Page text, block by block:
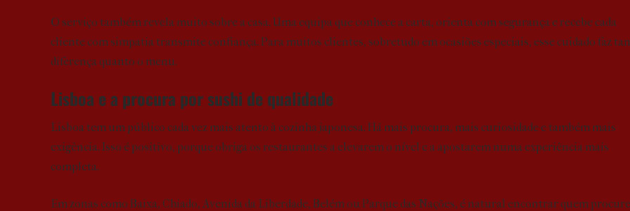
O serviço também revela muito sobre a casa. Uma equipa que conhece a carta, orienta com segurança e recebe cada
cliente com simpatia transmite confiança. Para muitos clientes, sobretudo em ocasiões especiais, esse cuidado faz
diferença quanto o menu.
Lisboa e a procura por sushi de qualidade
Lisboa tem um público cada vez mais atento à cozinha japonesa. Há mais procura, mais curiosidade e também mais
exigência. Isso é positivo, porque obriga os restaurantes a elevarem o nível e a apostarem numa experiência mais
completa.
Em zonas como Baixa, Chiado, Avenida da Liberdade, Belém ou Parque das Nações, é natural encontrar quem procure